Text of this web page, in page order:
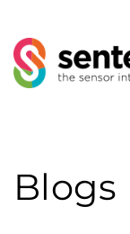
Blogs